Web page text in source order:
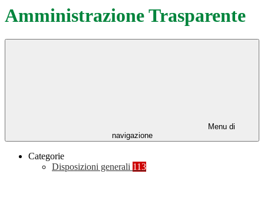
Amministrazione Trasparente
Menu di
navigazione
Categorie
Disposizioni generali 113